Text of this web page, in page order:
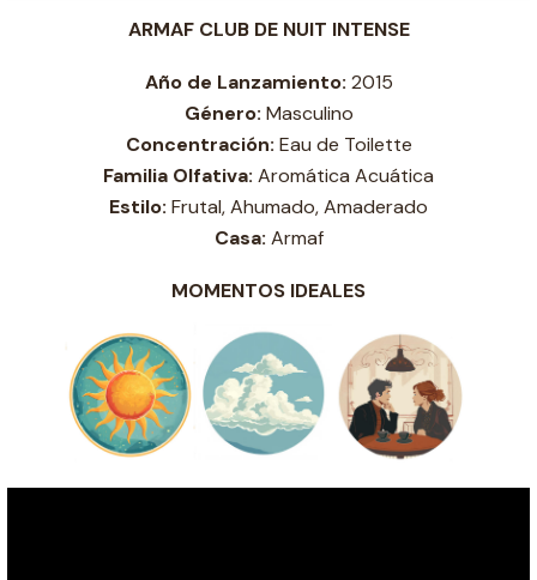
ARMAF CLUB DE NUIT INTENSE
Año de Lanzamiento: 2015
Género: Masculino
Concentración: Eau de Toilette
Familia Olfativa: Aromática Acuática
Estilo: Frutal, Ahumado, Amaderado
Casa: Armaf
MOMENTOS IDEALES